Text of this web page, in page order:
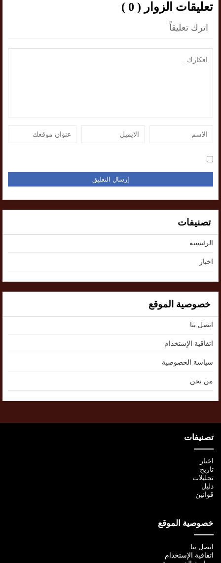
تعليقات الزوار ( 0 )
اترك تعليقاً
تصنيفات
الرئيسية
اخبار
خصوصية الموقع
اتصل بنا
اتفاقية الإستخدام
سياسة الخصوصية
من نحن
تصنيفات
اخبار
تاريخ
تحليلات
دليل
قوانين
خصوصية الموقع
اتصل بنا
اتفاقية الإستخدام